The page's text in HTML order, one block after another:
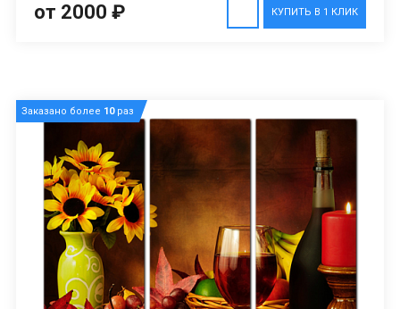
КУПИТЬ В 1 КЛИК
от 2000 ₽
Заказано более 10раз